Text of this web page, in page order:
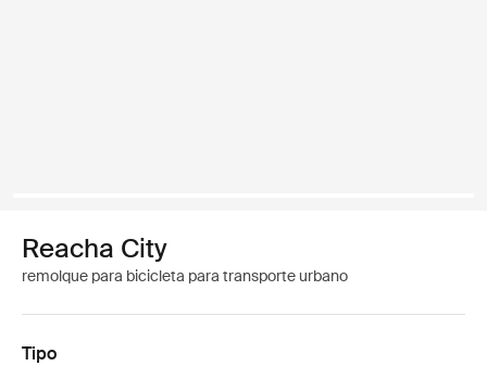
Reacha City
remolque para bicicleta para transporte urbano
Tipo